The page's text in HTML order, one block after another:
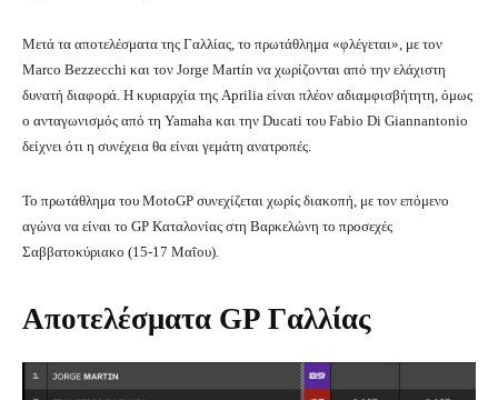
Μετά τα αποτελέσματα της Γαλλίας, το πρωτάθλημα «φλέγεται», με τον
Marco Bezzecchi και τον Jorge Martín να χωρίζονται από την ελάχιστη
δυνατή διαφορά. Η κυριαρχία της Aprilia είναι πλέον αδιαμφισβήτητη, όμως
ο ανταγωνισμός από τη Yamaha και την Ducati του Fabio Di Giannantonio
δείχνει ότι η συνέχεια θα είναι γεμάτη ανατροπές.
Το πρωτάθλημα του MotoGP συνεχίζεται χωρίς διακοπή, με τον επόμενο
αγώνα να είναι το GP Καταλονίας στη Βαρκελώνη το προσεχές
Σαββατοκύριακο (15-17 Μαΐου).
Αποτελέσματα GP Γαλλίας